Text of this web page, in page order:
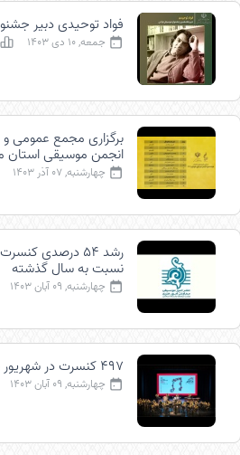
فواد توحیدی دبیر
جمعه, 10 دی 1403
برگزاری مجمع عمومی و
انجمن موسیقی استان
چهارشنبه, 07 آذر 1403
نسبت به سال گذشته
چهارشنبه, 09 آبان 1403
۴۹۷ کنسرت در شهریور به اجرا پرداختند
چهارشنبه, 09 آبان 1403